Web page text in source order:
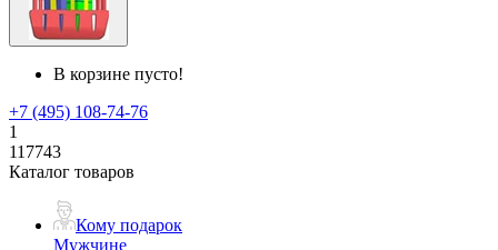
В корзине пусто!
+7 (495) 108-74-76
1
117743
Каталог товаров
Кому подарок
Мужчине